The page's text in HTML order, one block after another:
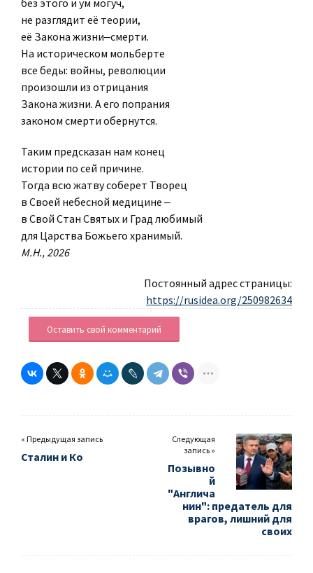
без этого и ум могуч,
не разглядит её теории,
её Закона жизни‒смерти.
На историческом мольберте
все беды: войны, революции
произошли из отрицания
Закона жизни. А его попрания
законом смерти обернутся.
Таким предсказан нам конец
истории по сей причине.
Тогда всю жатву соберет Творец
в Своей небесной медицине ‒
в Свой Стан Святых и Град любимый
для Царства Божьего хранимый.
М.Н., 2026
Постоянный адрес страницы:
https://rusidea.org/250982634
Оставить свой комментарий
« Предыдущая запись
Сталин и Ко
Следующая
запись »
Позывно
й
"Англича
нин": предатель для
врагов, лишний для
своих